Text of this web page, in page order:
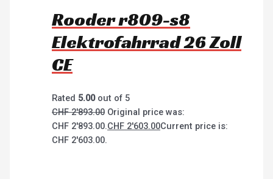
Rooder r809-s8
Elektrofahrrad 26 Zoll
CE
Rated 5.00out of 5
CHF2'893.00 Original price was:
CHF 2'893.00.CHF 2'603.00Current price is:
CHF 2'603.00.